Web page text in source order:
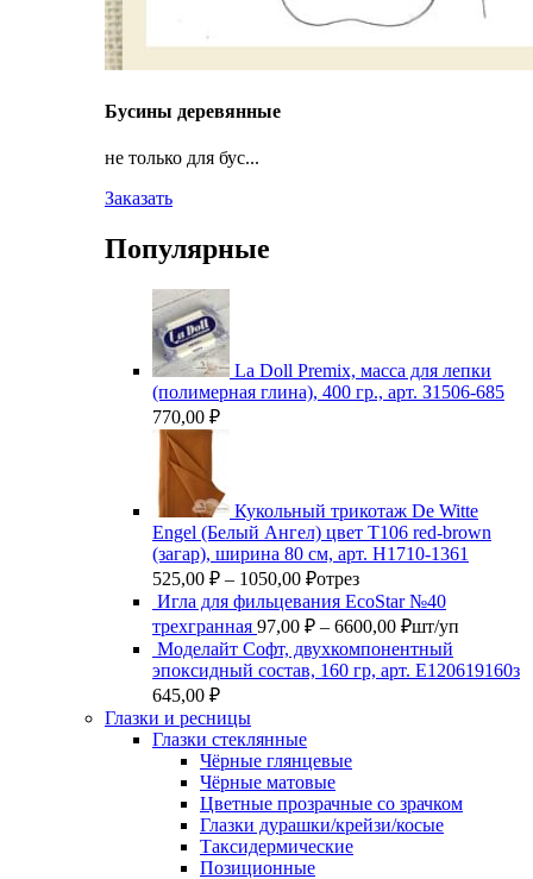
Бусины деревянные
не только для бус...
Заказать
Популярные
La Doll Premix, масса для лепки
(полимерная глина), 400 гр., арт. З1506-685
770,00 ₽
Кукольный трикотаж De Witte
Engel (Белый Ангел) цвет Т106 red-brown
(загар), ширина 80 см, арт. Н1710-1361
525,00 ₽ – 1050,00 ₽Диапазон
цен:
525,00 ₽
–
1050,00 ₽
отрез
Игла для фильцевания EcoStar №40
трехгранная 97,00 ₽ – 6600,00 ₽Диапазон
цен:
97,00 ₽
шт/уп
Моделайт Софт, двухкомпонентный
эпоксидный состав, 160 гр, арт. Е120619160з
645,00 ₽
Глазки и ресницы
Глазки стеклянные
Чёрные глянцевые
Чёрные матовые
Цветные прозрачные со зрачком
Глазки дурашки/крейзи/косые
Таксидермические
Позиционные